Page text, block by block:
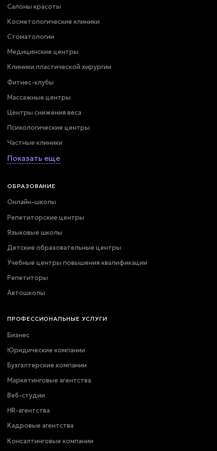
Салоны красоты
Косметологические клиники
Стоматологии
Медицинские центры
Клиники пластической хирургии
Фитнес-клубы
Массажные центры
Центры снижения веса
Психологические центры
Частные клиники
Показать еще
ОБРАЗОВАНИЕ
Онлайн-школы
Репетиторские центры
Языковые школы
Детские образовательные центры
Учебные центры повышения квалификации
Репетиторы
Автошколы
ПРОФЕССИОНАЛЬНЫЕ УСЛУГИ
Бизнес
Юридические компании
Бухгалтерские компании
Маркетинговые агентства
Веб-студии
HR-агентства
Кадровые агентства
Консалтинговые компании